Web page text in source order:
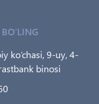
ko‘chasi, 9-uy, 4-
binosi